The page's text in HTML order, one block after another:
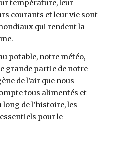
température, leur
courants et leur vie sont
qui rendent la
potable, notre météo,
grande partie de notre
de l’air que nous
tous alimentés et
de l’histoire, les
pour le